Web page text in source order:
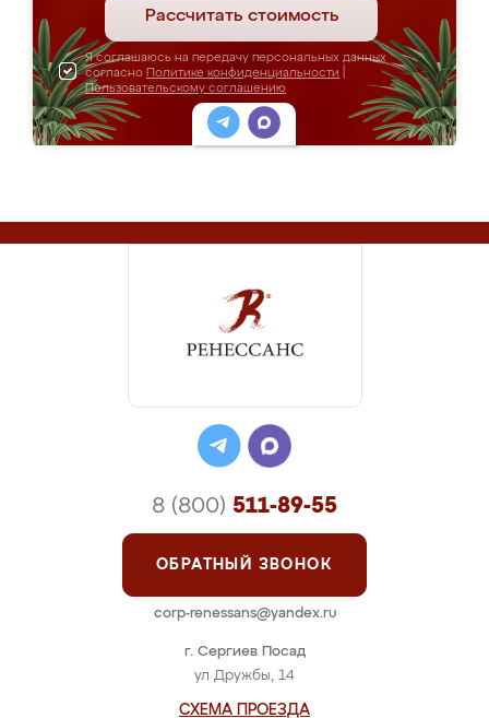
Рассчитать стоимость
Я соглашаюсь на передачу персональных данных
согласно Политике конфиденциальности
Пользовательскому соглашению
г. Сергиев Посад
ул Дружбы, 14
СХЕМА ПРОЕЗДА
8 (800) 511-89-55
ОБРАТНЫЙ ЗВОНОК
corp-renessans@yandex.ru